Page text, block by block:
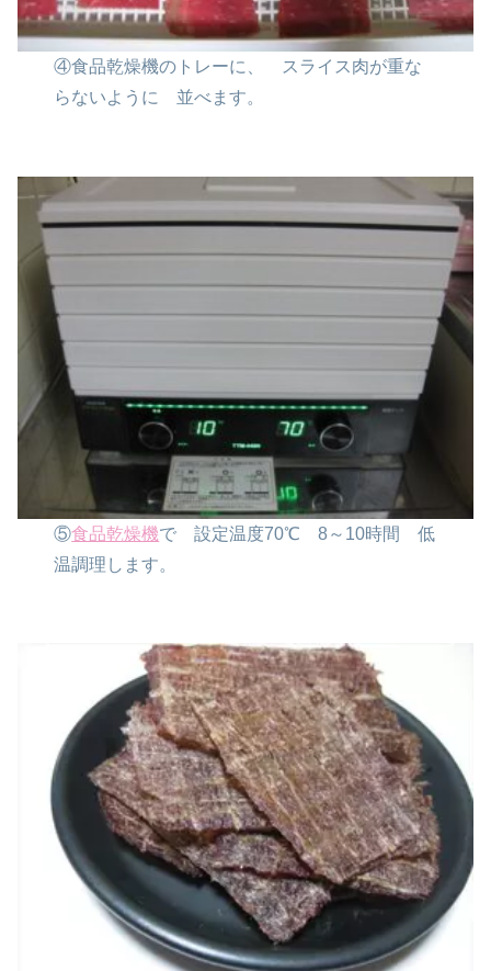
④食品乾燥機のトレーに、
スライス肉が重な
らないように
並べます。
⑤食品乾燥機で 設定温度70℃ 8～10時間
低
温調理します。